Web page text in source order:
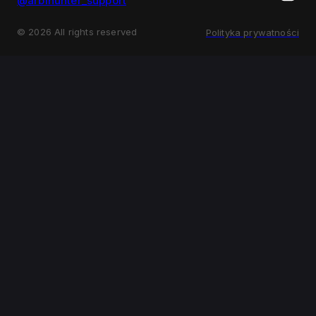
© 2026 All rights reserved Polityka prywatności